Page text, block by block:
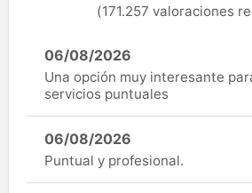
(171.257 valoraciones
06/08/2026
Una opción muy interesante
servicios puntuales
06/08/2026
Puntual y profesional.